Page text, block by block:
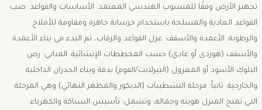
تجهيز الأرض وفقًا للمنسوب الهندسي المعتمد. ​الأساسات والقواعد: صب
القواعد العادية والمسلحة باستخدام خرسانة جاهزة ومقاومة للأملاح
والرطوبة. ​الأعمدة والأسقف: عزل القواعد والرقاب، ثم البدء في بناء الأعمدة
والأسقف (هوردى أو عادي) حسب المخططات الإنشائية. ​المباني: رص
البلوك الأسود أو المعزول (البيرلايت/الفوم) بدقة وبناء الجدران الداخلية
والخارجية. ​ثانياً: مرحلة التشطيبات (الديكور والمظهر النهائي) ​وهي المرحلة
التي تمنح المنزل هويته وجماله، وتشمل: ​تأسيس السباكة والكهرباء: